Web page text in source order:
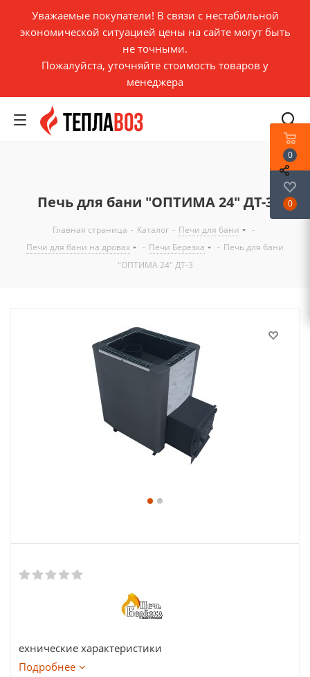
Уважаемые покупатели! В связи с нестабильной
экономической ситуацией цены на сайте могут быть
не точными.
Пожалуйста, уточняйте стоимость товаров у
менеджера
Печь для бани "ОПТИМА 24" ДТ-3
Главная страница - Каталог - Печи для бани
-
Печи для бани на дровах
- Печи Березка - Печь для бани
"ОПТИМА 24" ДТ-3
ехнические характеристики
Подробнее
0
0